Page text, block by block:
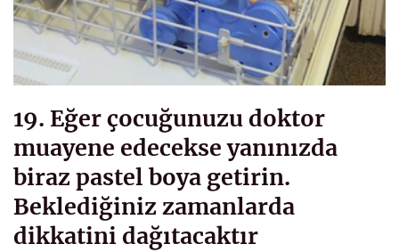
19. Eğer çocuğunuzu doktor
muayene edecekse yanınızda
biraz pastel boya getirin.
Beklediğiniz zamanlarda
dikkatini dağıtacaktır